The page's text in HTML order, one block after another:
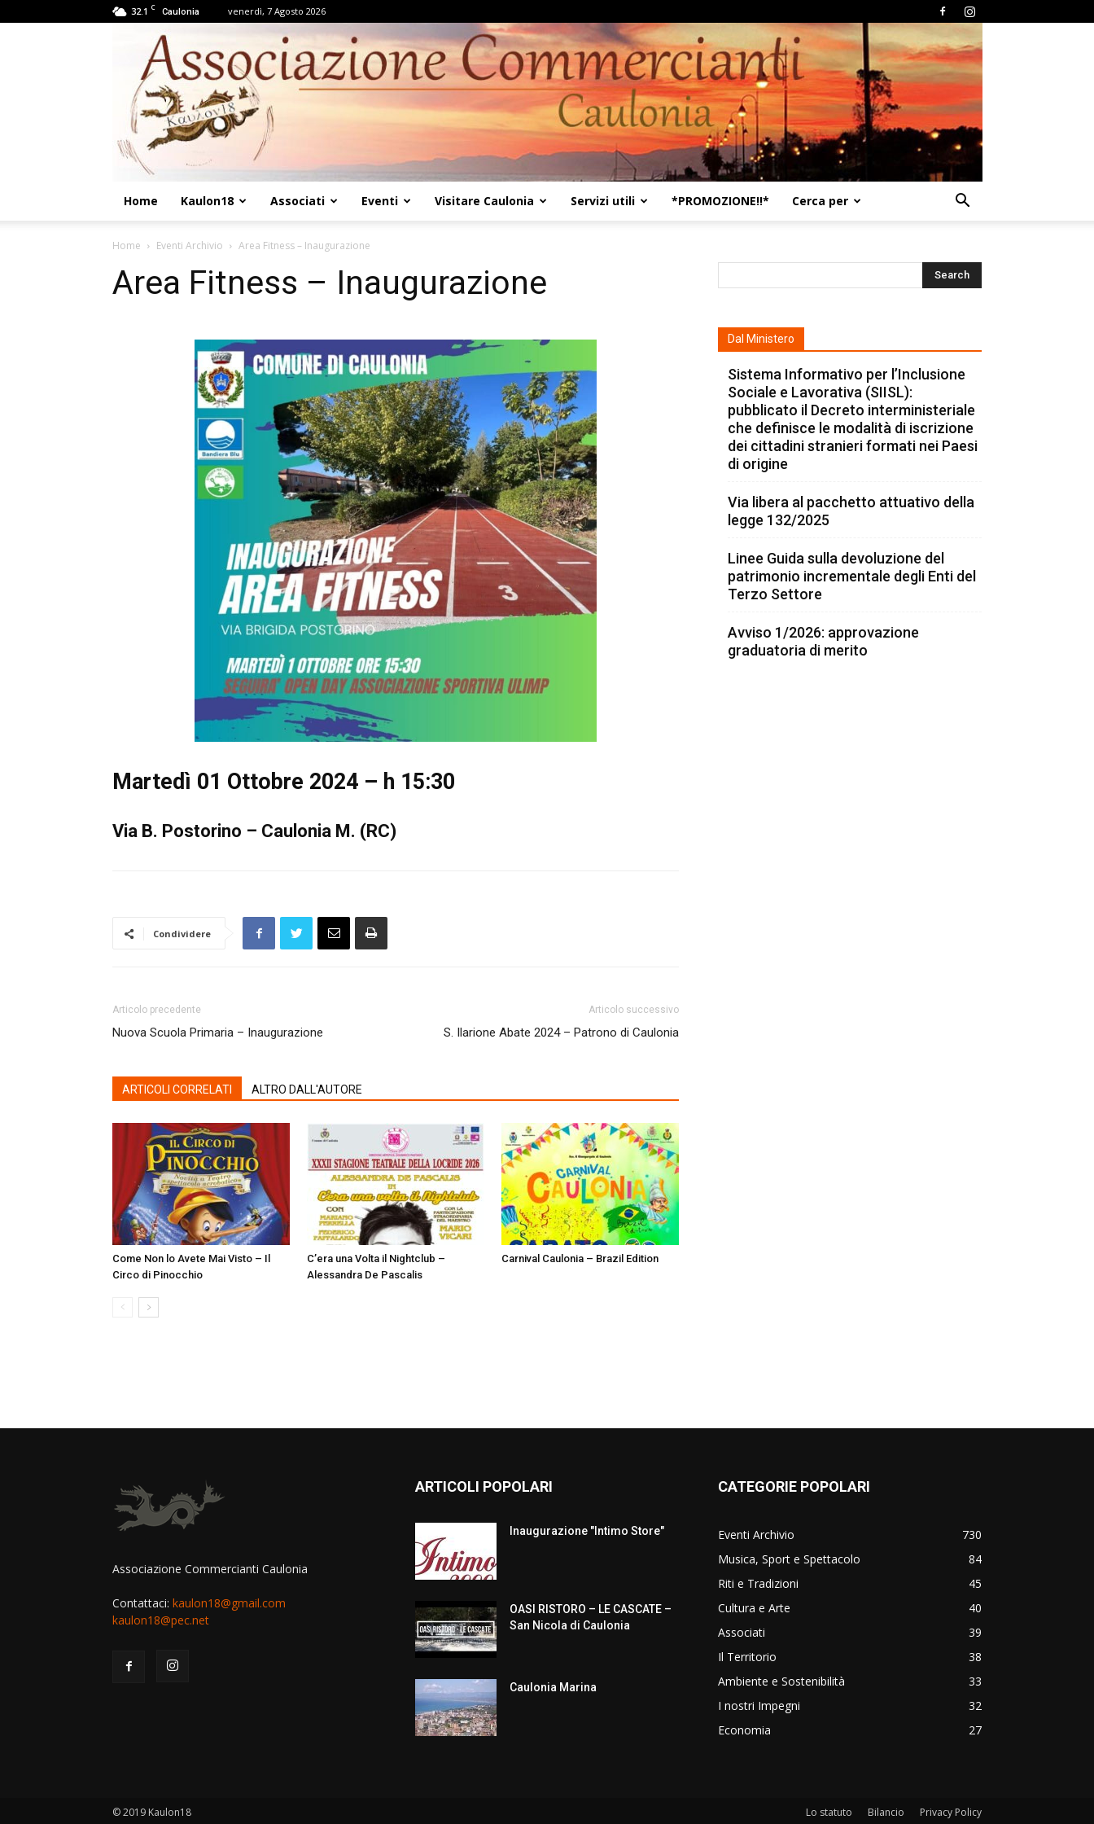
32.1 C Caulonia venerdì, 7 Agosto 2026
Home Kaulon18 Associati Eventi Visitare Caulonia Servizi utili *PROMOZIONE!!* Cerca per
Home Eventi Archivio Area Fitness – Inaugurazione
Area Fitness – Inaugurazione
Martedì 01 Ottobre 2024 – h 15:30
Via B. Postorino – Caulonia M. (RC)
Condividere
Articolo precedente
Nuova Scuola Primaria – Inaugurazione
Articolo successivo
S. Ilarione Abate 2024 – Patrono di Caulonia
ARTICOLI CORRELATI ALTRO DALL'AUTORE
Come Non lo Avete Mai Visto – Il
Circo di Pinocchio
C’era una Volta il Nightclub –
Alessandra De Pascalis
Carnival Caulonia – Brazil Edition
Dal Ministero
Sistema Informativo per l’Inclusione
Sociale e Lavorativa (SIISL):
pubblicato il Decreto interministeriale
che definisce le modalità di iscrizione
dei cittadini stranieri formati nei Paesi
di origine
Via libera al pacchetto attuativo della
legge 132/2025
Linee Guida sulla devoluzione del
patrimonio incrementale degli Enti del
Terzo Settore
Avviso 1/2026: approvazione
graduatoria di merito
Associazione Commercianti Caulonia
Contattaci: kaulon18@gmail.com
kaulon18@pec.net
ARTICOLI POPOLARI
Inaugurazione "Intimo Store"
OASI RISTORO – LE CASCATE –
San Nicola di Caulonia
Caulonia Marina
CATEGORIE POPOLARI
Eventi Archivio
730
Musica, Sport e Spettacolo
84
Riti e Tradizioni
45
Cultura e Arte
40
Associati
39
Il Territorio
38
Ambiente e Sostenibilità
33
I nostri Impegni
32
Economia
27
Lo statuto Bilancio Privacy Policy
© 2019 Kaulon18